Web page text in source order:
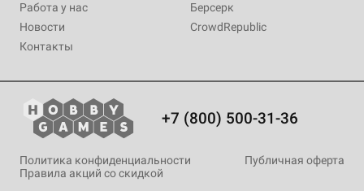
Работа у нас
Новости
Контакты
Берсерк
CrowdRepublic
+7 (800) 500-31-36
Политика конфиденциальности
Публичная оферта
Правила акций со скидкой